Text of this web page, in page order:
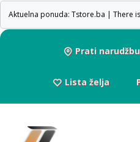
Aktuelna ponuda: Tstore.ba | There
Prati narudžbu
Lista želja